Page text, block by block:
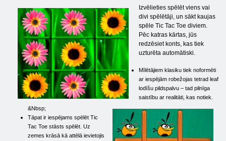
Izvēlieties spēlēt viens vai
divi spēlētāji, un sākt kaujas
spēle Tic Tac Toe diviem.
Pēc katras kārtas, jūs
redzēsiet konts, kas tiek
uzturēta automātiski.
Mīlētājiem klasiku tiek noformēti
ar iespējām robežojas tetrad leaf
lodīšu pildspalvu – tad pilnīga
saistību ar realitāti, kas notiek.
&Nbsp;
Tāpat ir iespējams spēlēt Tic
Tac Toe stāsts spēlēt. Uz
zemes krāsā kā attēlā ievietojis